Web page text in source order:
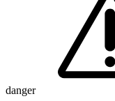
danger